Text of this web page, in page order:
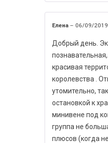
Елена – 06/09/2019
Добрый день.
красивая
королевства .
утомительно,
остановкой к
минивене под
группа не
плюсов (когда